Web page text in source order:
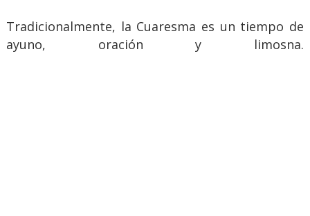
Tradicionalmente, la Cuaresma es un tiempo de
ayuno, oración y limosna.